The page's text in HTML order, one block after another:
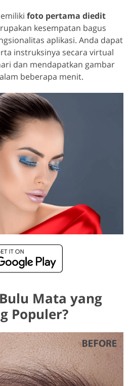
foto pertama diedit
kesempatan bagus
aplikasi. Anda dapat
instruksinya secara virtual
dan mendapatkan gambar
beberapa menit.
Mata yang
Populer?